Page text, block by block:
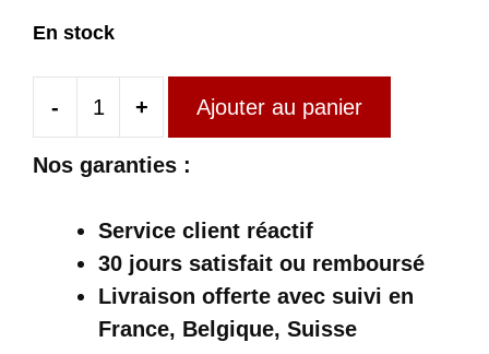
En stock
-
quantité
de
Écossais
à
Carreaux
Noir
+ Ajouter au panier
Nos garanties :
Service client réactif
30 jours satisfait ou remboursé
Livraison offerte avec suivi en
France, Belgique, Suisse